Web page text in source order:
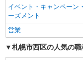
イベント・キャンペーン
ーズメント
営業
札幌市西区の人気の